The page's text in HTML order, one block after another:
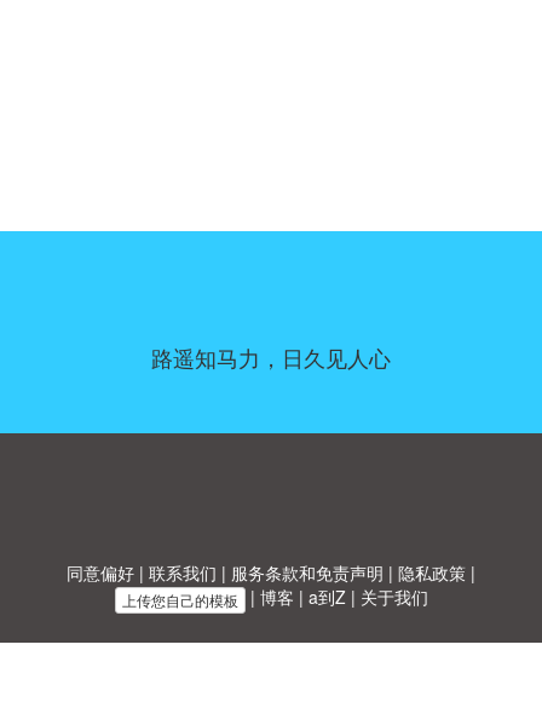
路遥知马力，日久见人心
同意偏好 | 联系我们 | 服务条款和免责声明 | 隐私政策 |
上传您自己的模板 | 博客 | a到Z| 关于我们
Allbusinesstemplates.com是由Ren-IT于 2026 开发的网站 © ABT ltd.